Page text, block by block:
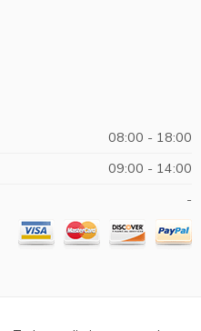
08:00 - 18:00
09:00 - 14:00
-